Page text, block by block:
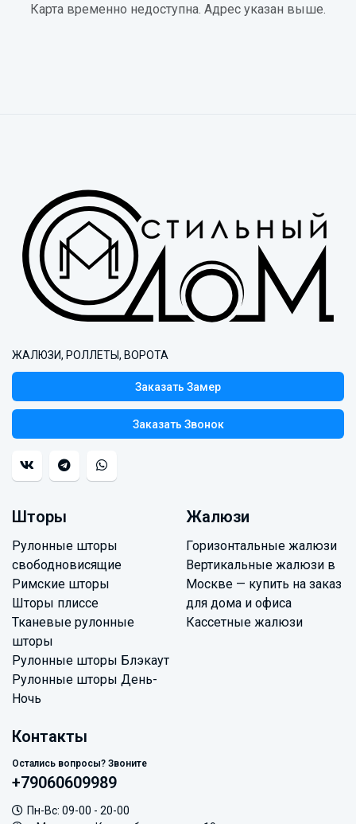
Карта временно недоступна. Адрес указан выше.
ЖАЛЮЗИ, РОЛЛЕТЫ, ВОРОТА
Заказать Замер
Заказать Звонок
Шторы
Рулонные шторы
свободновисящие
Римские шторы
Шторы плиссе
Тканевые рулонные
шторы
Рулонные шторы Блэкаут
Рулонные шторы День-
Ночь
Жалюзи
Горизонтальные жалюзи
Вертикальные жалюзи в
Москве — купить на заказ
для дома и офиса
Кассетные жалюзи
Контакты
Остались вопросы? Звоните
+79060609989
Пн-Вс: 09-00 - 20-00